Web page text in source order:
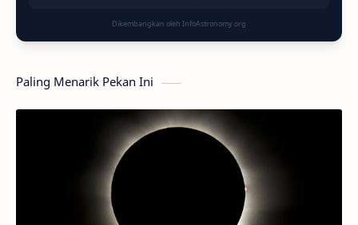
Dikembangkan oleh InfoAstronomy.org
Paling Menarik Pekan Ini